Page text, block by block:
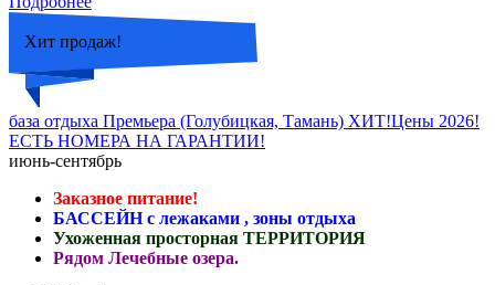
Хит продаж!
база отдыха Премьера (Голубицкая, Тамань) ХИТ!Цены 2026!
ЕСТЬ НОМЕРА НА ГАРАНТИИ!
июнь-сентябрь
Заказное питание!
БАССЕЙН с лежаками , зоны отдыха
Ухоженная просторная ТЕРРИТОРИЯ
Рядом Лечебные озера.